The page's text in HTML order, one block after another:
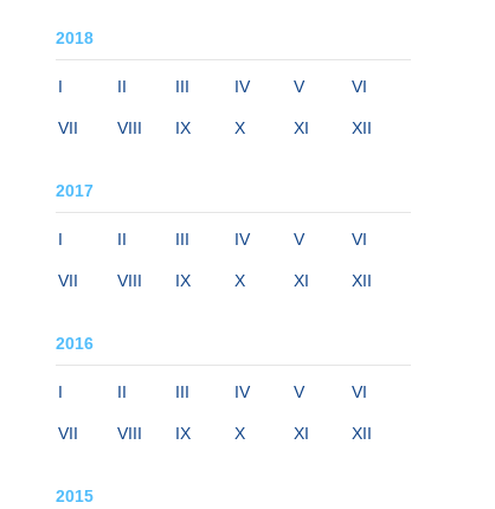
2018
I II III IV V VI
VII VIII IX X XI XII
2017
I II III IV V VI
VII VIII IX X XI XII
2016
I II III IV V VI
VII VIII IX X XI XII
2015